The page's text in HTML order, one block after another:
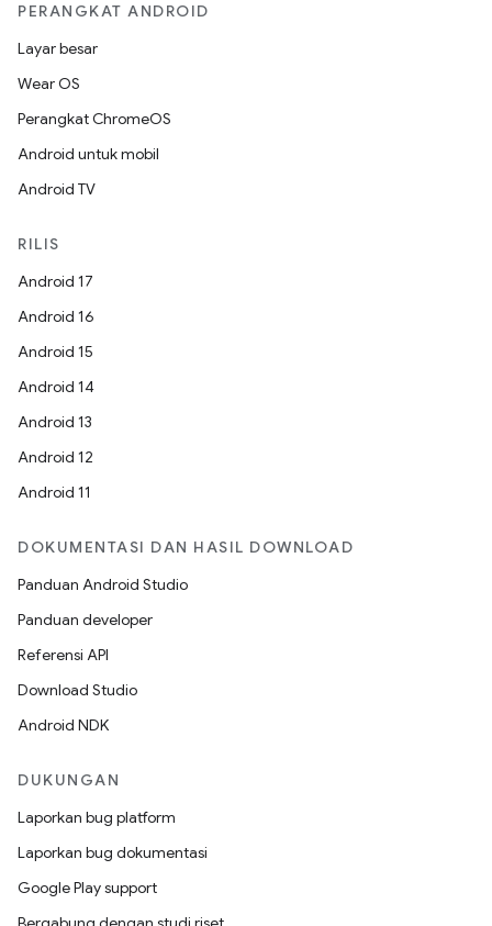
PERANGKAT ANDROID
Layar besar
Wear OS
Perangkat ChromeOS
Android untuk mobil
Android TV
RILIS
Android 17
Android 16
Android 15
Android 14
Android 13
Android 12
Android 11
DOKUMENTASI DAN HASIL DOWNLOAD
Panduan Android Studio
Panduan developer
Referensi API
Download Studio
Android NDK
DUKUNGAN
Laporkan bug platform
Laporkan bug dokumentasi
Google Play support